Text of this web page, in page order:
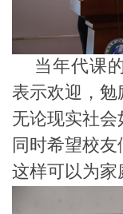
当年代课的
表示欢迎，勉
无论现实社会
同时希望校
这样可以为家